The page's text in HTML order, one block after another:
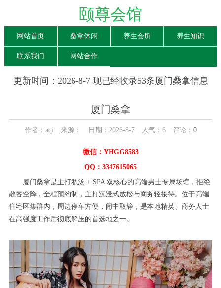
颐尊会馆
网站首页 桑拿休闲 养生会所 养生知识
联系我们 网站合作
更新时间：2026-8-7 现已经收录53条厦门桑拿信息
厦门桑拿
作者：aqi 来源： 日期：2026-8-7 人气： 6评论： 0
微信：YHGG8583
QQ：3347615065
厦门桑拿是主打私汤 + SPA 双核心的高端男士专属场馆，拒绝
散客空降，全程预约制，主打沉浸式放松与商务轻接待。位于高端
住宅区集群内，周边停车方便，闹中取静，是本地精英、商务人士
在高强度工作后彻底解压的首选地之一。